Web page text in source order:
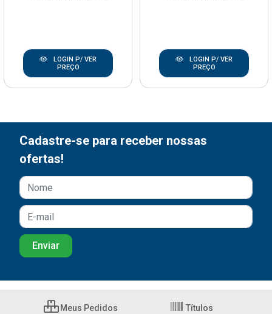
LOGIN P/ VER
PREÇO
LOGIN P/ VER
PREÇO
Cadastre-se para receber nossas
ofertas!
Meus Pedidos Títulos